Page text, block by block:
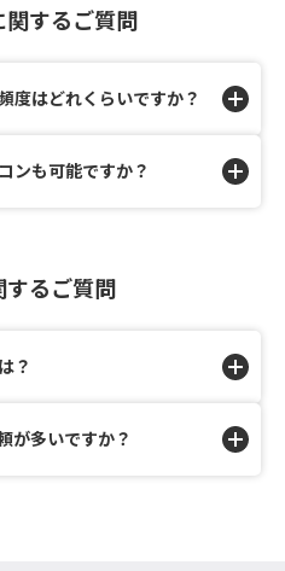
するご質問
度はどれくらいですか？
ンも可能ですか？
るご質問
？
が多いですか？